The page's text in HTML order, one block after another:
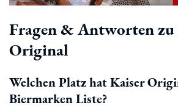
Fragen & Antworten zu
Original
Welchen Platz hat Kaiser
Biermarken Liste?